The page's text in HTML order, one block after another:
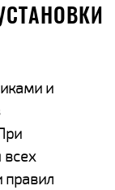
и
правил